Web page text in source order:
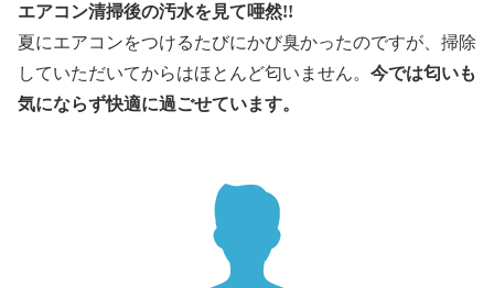
エアコン清掃後の汚水を見て唖然!!
夏にエアコンをつけるたびにかび臭かったのですが、掃除
していただいてからはほとんど匂いません。 今では匂いも
気にならず快適に過ごせています。